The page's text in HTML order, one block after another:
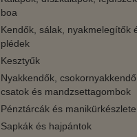
boa
Kendők, sálak, nyakmelegítők
plédek
Kesztyűk
Nyakkendők,
csatok és mandzsettagombok
Pénztárcák és
Sapkák és hajpántok